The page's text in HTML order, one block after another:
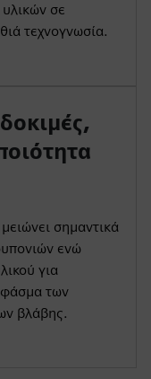
σε
τεχνογνωσία.
σημαντικά
ενώ
για
των
βλάβης.